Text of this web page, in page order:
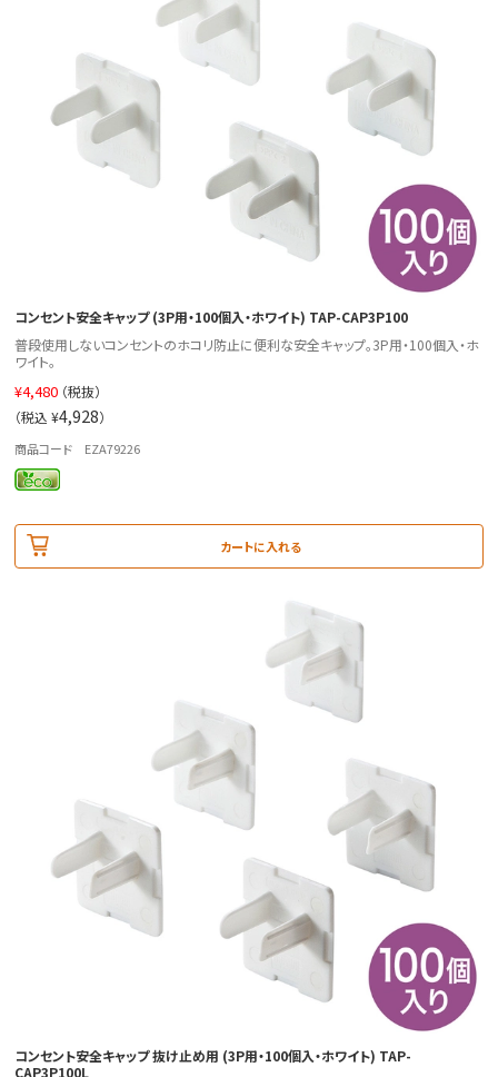
コンセント安全キャップ (3P用・100個入・ホワイト) TAP-CAP3P100
普段使用しないコンセントのホコリ防止に便利な安全キャップ。3P用・100個入・ホ
ワイト。
¥4,480 （税抜）
（税込 ¥4,928）
商品コード EZA79226
カートに入れる
コンセント安全キャップ 抜け止め用 (3P用・100個入・ホワイト) TAP-
CAP3P100L